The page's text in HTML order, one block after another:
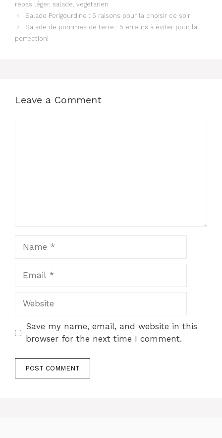
repas léger, salade, végétarien
Salade Perigourdine : 5 raisons pour la choisir ce soir
Salade de pommes de terre : 5 erreurs à éviter pour la
perfection!
Leave a Comment
Website
Save my name, email, and website in this
browser for the next time I comment.